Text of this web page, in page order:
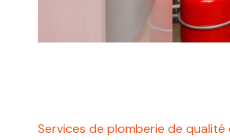
Services de plomberie de qualité